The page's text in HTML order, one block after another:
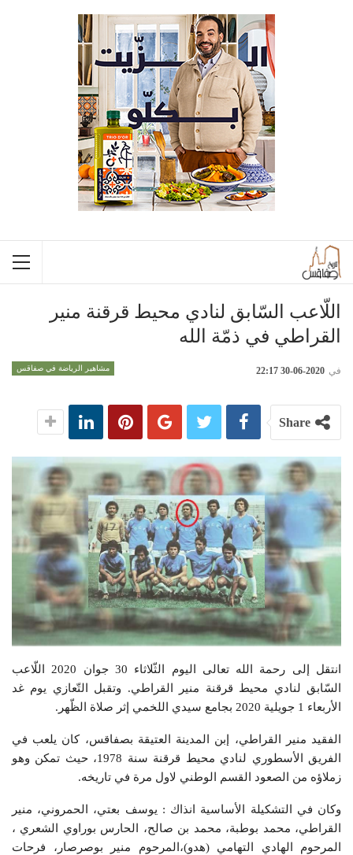
اللّاعب السّابق لنادي محيط قرقنة منير
القراطي في ذمّة الله
مشاهير الرياضة في صفاقس في 2020-06-30 22:17
Share
انتقل إلى رحمة الله تعالى اليوم الثّلاثاء 30 جوان 2020 اللّاعب
السّابق لنادي محيط قرقنة منير القراطي. وتقبل التّعازي يوم غد
الأربعاء 1 جويلية 2020 بجامع سيدي اللخمي إثر صلاة الظّهر.
الفقيد منير القراطي، إبن المدينة العتيقة بصفاقس، كان يلعب في
الفريق الأسطوري لنادي محيط قرقنة سنة 1978، حيث تمكن وهو
زملاؤه من الصعود القسم الوطني لاول مرة في تاريخه.
وكان في التشكيلة الأساسية انذاك : يوسف بعتي، الحمروني، منير
القراطي، محمد بوطبة، محمد بن صالح، الحارس بوراوي الشعري ،
المرحوم الهادي التهامي (هدو)،المرحوم منير بوصرصار، فرحات